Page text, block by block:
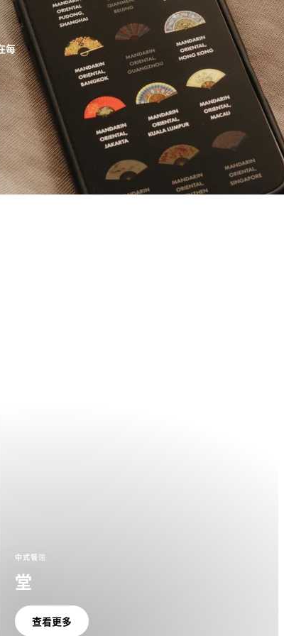
每
中式餐馆
堂
查看更多